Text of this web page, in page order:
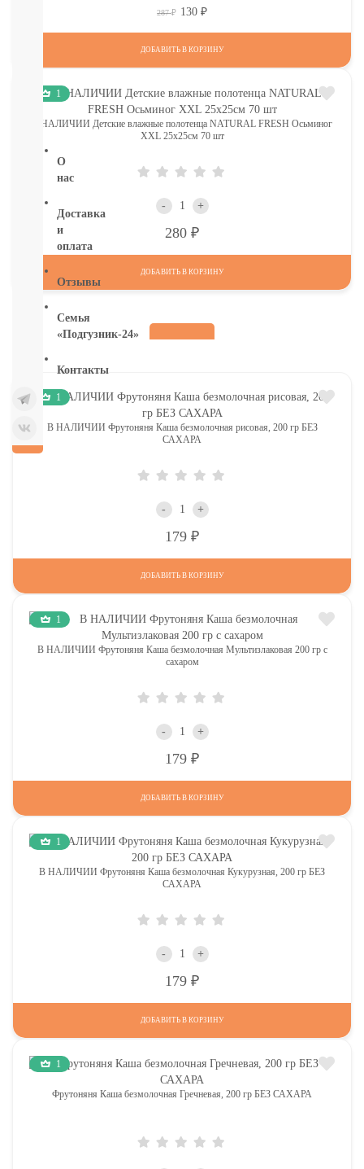
Прокладки,
туалетная
бумага
О
нас
Доставка
и
оплата
Отзывы
Семья
«Подгузник-24»
Контакты
287Р 130 Р
ДОБАВИТЬ В КОРЗИНУ
1
В НАЛИЧИИ Детские влажные полотенца NATURAL FRESH Осьминог
ХХL 25х25см 70 шт
- +
280
ДОБАВИТЬ В КОРЗИНУ
1
В НАЛИЧИИ Фрутоняня Каша безмолочная рисовая, 200 гр БЕЗ
САХАРА
- +
179
ДОБАВИТЬ В КОРЗИНУ
1
В НАЛИЧИИ Фрутоняня Каша безмолочная Мультизлаковая 200 гр с
сахаром
- +
179
ДОБАВИТЬ В КОРЗИНУ
1
В НАЛИЧИИ Фрутоняня Каша безмолочная Кукурузная, 200 гр БЕЗ
САХАРА
- +
179
ДОБАВИТЬ В КОРЗИНУ
1
Фрутоняня Каша безмолочная Гречневая, 200 гр БЕЗ САХАРА